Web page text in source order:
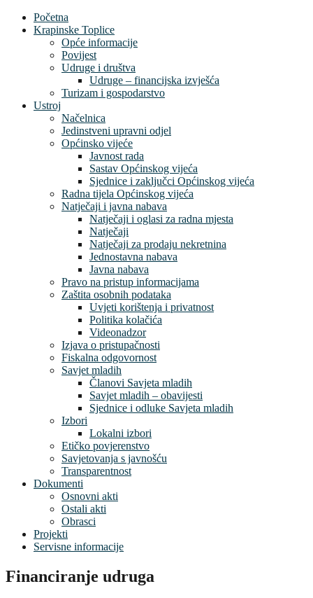
Početna
Krapinske Toplice
Opće informacije
Povijest
Udruge i društva
Udruge – financijska izvješća
Turizam i gospodarstvo
Ustroj
Načelnica
Jedinstveni upravni odjel
Općinsko vijeće
Javnost rada
Sastav Općinskog vijeća
Sjednice i zaključci Općinskog vijeća
Radna tijela Općinskog vijeća
Natječaji i javna nabava
Natječaji i oglasi za radna mjesta
Natječaji
Natječaji za prodaju nekretnina
Jednostavna nabava
Javna nabava
Pravo na pristup informacijama
Zaštita osobnih podataka
Uvjeti korištenja i privatnost
Politika kolačića
Videonadzor
Izjava o pristupačnosti
Fiskalna odgovornost
Savjet mladih
Članovi Savjeta mladih
Savjet mladih – obavijesti
Sjednice i odluke Savjeta mladih
Izbori
Lokalni izbori
Etičko povjerenstvo
Savjetovanja s javnošću
Transparentnost
Dokumenti
Osnovni akti
Ostali akti
Obrasci
Projekti
Servisne informacije
Financiranje udruga